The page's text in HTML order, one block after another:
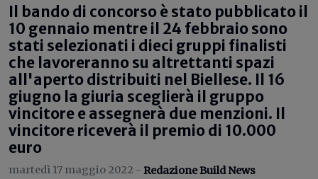
Il bando di concorso è stato pubblicato il
10 gennaio mentre il 24 febbraio sono
stati selezionati i dieci gruppi finalisti
che lavoreranno su altrettanti spazi
all'aperto distribuiti nel Biellese. Il 16
giugno la giuria sceglierà il gruppo
vincitore e assegnerà due menzioni. Il
vincitore riceverà il premio di 10.000
euro
martedì 17 maggio 2022 - Redazione Build News